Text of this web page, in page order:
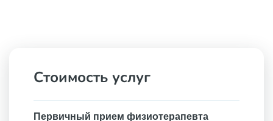
Стоимость услуг
Первичный прием физиотерапевта